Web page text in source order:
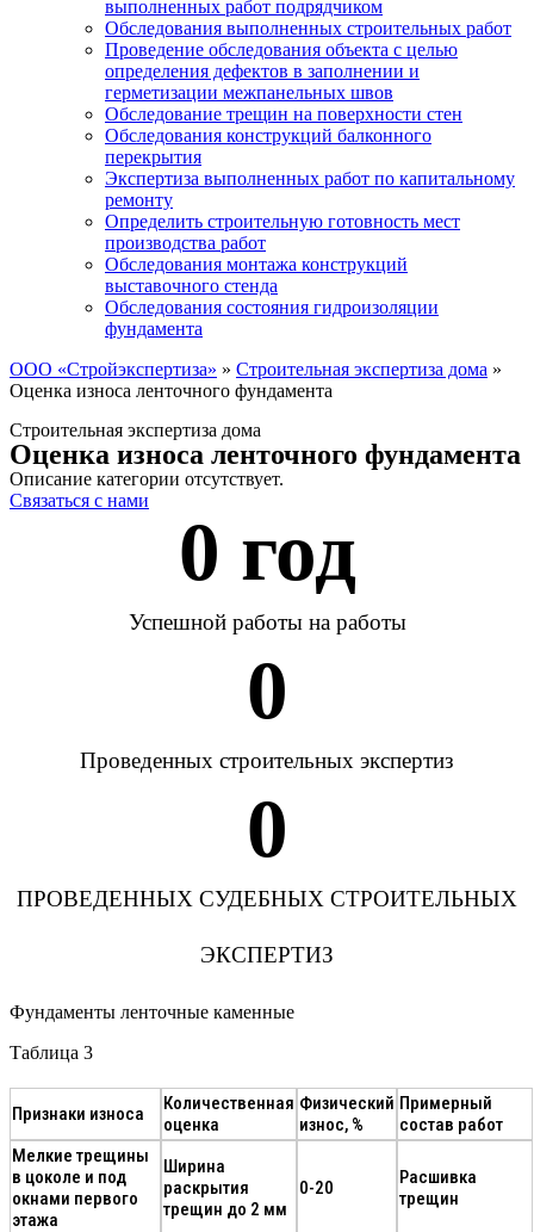
выполненных работ подрядчиком
Обследования выполненных строительных работ
Проведение обследования объекта с целью
определения дефектов в заполнении и
герметизации межпанельных швов
Обследование трещин на поверхности стен
Обследования конструкций балконного
перекрытия
Экспертиза выполненных работ по капитальному
ремонту
Определить строительную готовность мест
производства работ
Обследования монтажа конструкций
выставочного стенда
Обследования состояния гидроизоляции
фундамента
ООО «Стройэкспертиза» » Строительная экспертиза дома »
Оценка износа ленточного фундамента
Строительная экспертиза дома
Оценка износа ленточного фундамента
Описание категории отсутствует.
Связаться с нами
0 год
Успешной работы на работы
0
Проведенных строительных экспертиз
0
ПРОВЕДЕННЫХ СУДЕБНЫХ СТРОИТЕЛЬНЫХ
ЭКСПЕРТИЗ
Фундаменты ленточные каменные
Таблица 3
Признаки износа
Количественная
оценка
Физический
износ, %
Примерный
состав работ
Мелкие трещины
в цоколе и под
окнами первого
этажа
Ширина
раскрытия
трещин до 2 мм
0-20
Расшивка
трещин